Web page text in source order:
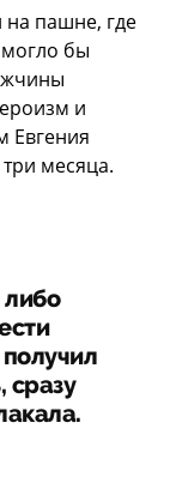
пашне, где
могло бы
и
Евгения
месяца.
либо
сразу